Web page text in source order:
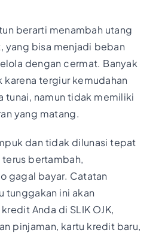
berarti menambah utang
yang bisa menjadi beban
dengan cermat. Banyak
tergiur kemudahan
tunai, namun tidak memiliki
yang matang.
dan tidak dilunasi tepat
bertambah,
gagal bayar. Catatan
tunggakan ini akan
Anda di SLIK OJK,
pinjaman, kartu kredit baru,